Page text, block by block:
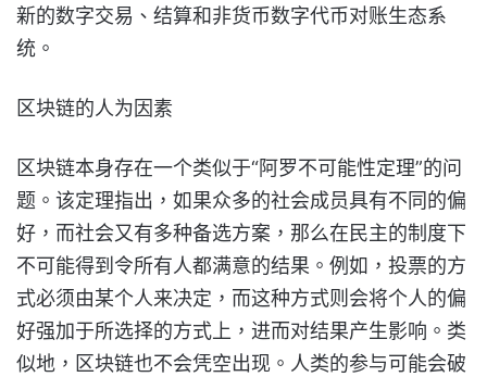
新的数字交易、结算和非货币数字代币对账生态系
统。
区块链的人为因素
区块链本身存在一个类似于“阿罗不可能性定理”的问
题。该定理指出，如果众多的社会成员具有不同的偏
好，而社会又有多种备选方案，那么在民主的制度下
不可能得到令所有人都满意的结果。例如，投票的方
式必须由某个人来决定，而这种方式则会将个人的偏
好强加于所选择的方式上，进而对结果产生影响。类
似地，区块链也不会凭空出现。人类的参与可能会破